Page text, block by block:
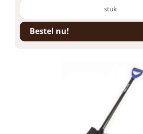
stuk
Bestel nu!